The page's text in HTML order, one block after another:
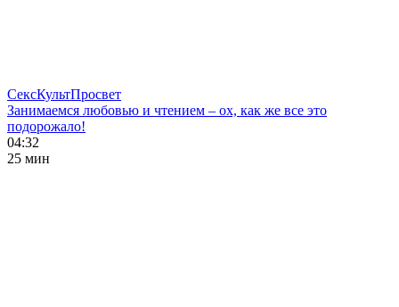
СексКультПросвет
Занимаемся любовью и чтением – ох, как же все это
подорожало!
04:32
25 мин